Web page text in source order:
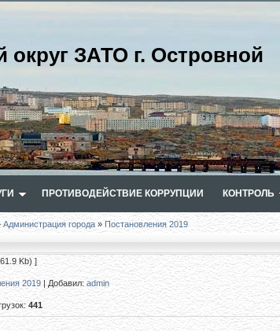
округ ЗАТО г. Островной
ПРОТИВОДЕЙСТВИЕ КОРРУПЦИИ КОНТРОЛЬ
Администрация города» Постановления 2019
Kb) ]
2019 |Добавил:admin
: 441